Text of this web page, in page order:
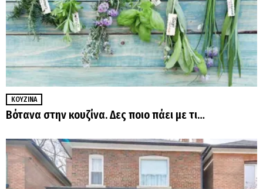
ΚΟΥΖΊΝΑ
Βότανα στην κουζίνα. Δες ποιο πάει με τι…